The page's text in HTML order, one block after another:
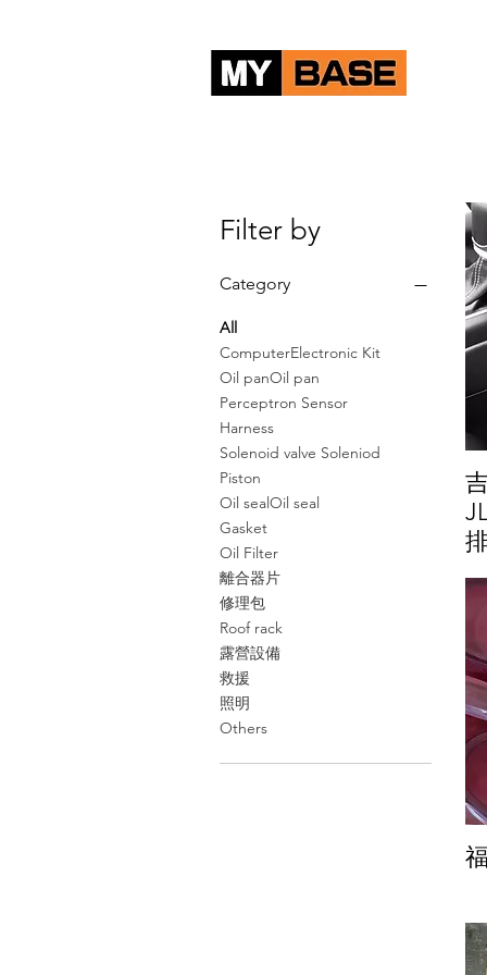
Filter by
Category
All
ComputerElectronic Kit
Oil panOil pan
Perceptron Sensor
Harness
Solenoid valve Soleniod
Piston
Oil sealOil seal
Gasket
Oil Filter
離合器片
修理包
Roof rack
露營設備
救援
照明
Others